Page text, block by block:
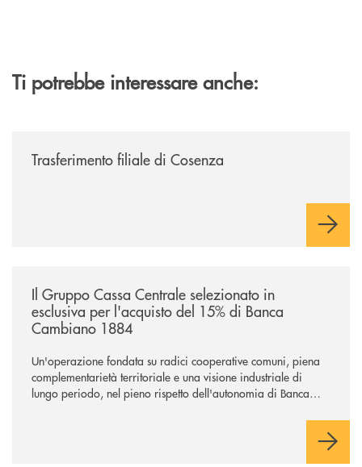
Ti potrebbe interessare anche:
Trasferimento filiale di Cosenza
Il Gruppo Cassa Centrale selezionato in
esclusiva per l'acquisto del 15% di Banca
Cambiano 1884
Un'operazione fondata su radici cooperative comuni, piena
complementarietà territoriale e una visione industriale di
lungo periodo, nel pieno rispetto dell'autonomia di Banca
negoziazione esclusiva per la finalizzazione dell’operazione.